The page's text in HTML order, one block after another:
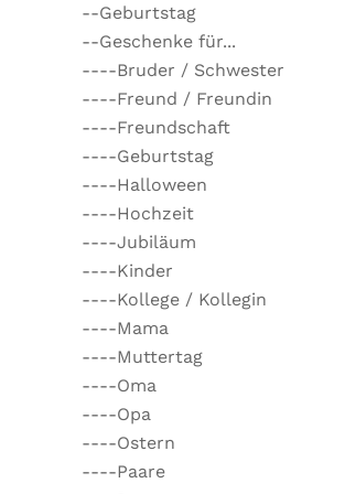
--Geburtstag
--Geschenke für...
----Bruder / Schwester
----Freund / Freundin
----Freundschaft
----Geburtstag
----Halloween
----Hochzeit
----Jubiläum
----Kinder
----Kollege / Kollegin
----Mama
----Muttertag
----Oma
----Opa
----Ostern
----Paare